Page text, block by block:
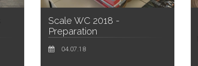
Scale WC 2018 -
Preparation
04.07.18